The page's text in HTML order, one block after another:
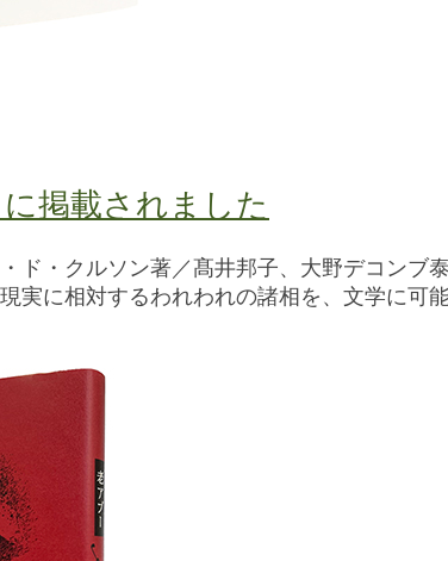
掲載されました
ド・クルソン著／髙井邦子、大野デコンブ
に相対するわれわれの諸相を、文学に可能